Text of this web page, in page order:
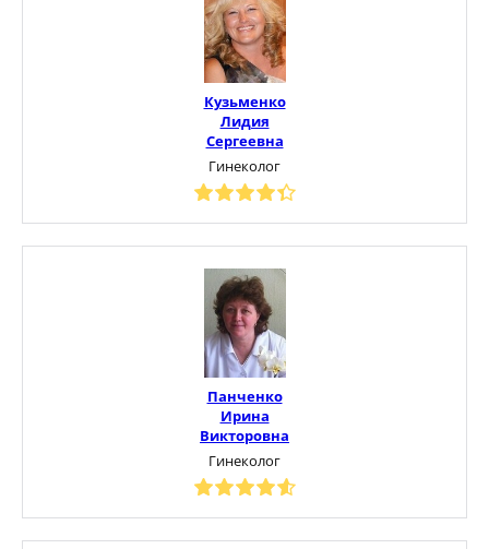
Кузьменко
Лидия
Сергеевна
Гинеколог
Панченко
Ирина
Викторовна
Гинеколог